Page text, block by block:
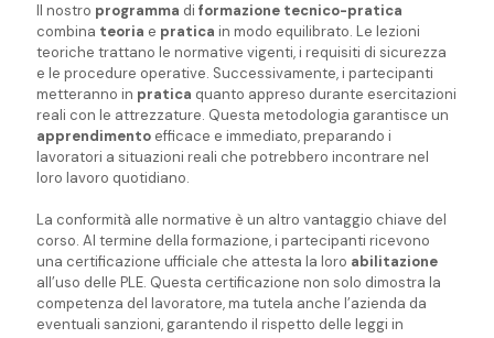
Il nostro programma di formazione tecnico-pratica
combina teoria e pratica in modo equilibrato. Le lezioni
teoriche trattano le normative vigenti, i requisiti di sicurezza
e le procedure operative. Successivamente, i partecipanti
metteranno in pratica quanto appreso durante esercitazioni
reali con le attrezzature. Questa metodologia garantisce un
apprendimento efficace e immediato, preparando i
lavoratori a situazioni reali che potrebbero incontrare nel
loro lavoro quotidiano.
La conformità alle normative è un altro vantaggio chiave del
corso. Al termine della formazione, i partecipanti ricevono
una certificazione ufficiale che attesta la loro abilitazione
all’uso delle PLE. Questa certificazione non solo dimostra la
competenza del lavoratore, ma tutela anche l’azienda da
eventuali sanzioni, garantendo il rispetto delle leggi in